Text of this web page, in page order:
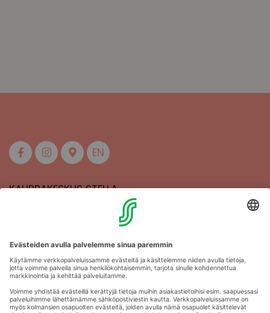
EN
KAUPPAKESKUS STELLA
Aukioloajat
Anna palautetta
Kartat